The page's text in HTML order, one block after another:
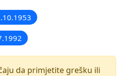
da primjetite grešku ili